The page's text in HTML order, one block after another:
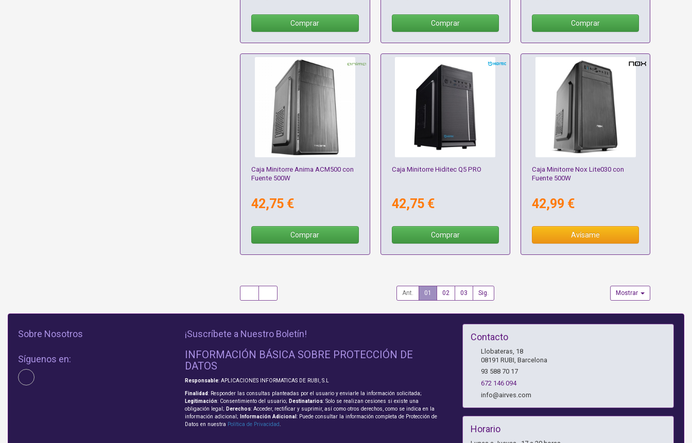
Comprar Comprar Comprar
Caja Minitorre Anima ACM500 con
Fuente 500W
42,75 €
Comprar
Caja Minitorre Hiditec Q5 PRO
42,75 €
Comprar
Caja Minitorre Nox Lite030 con
Fuente 500W
42,99 €
Avísame
Ant. 01 02 03 Sig. Mostrar
Sobre Nosotros
Síguenos en:
¡Suscríbete a Nuestro Boletín!
INFORMACIÓN BÁSICA SOBRE PROTECCIÓN DE
DATOS
Responsable: APLICACIONES INFORMATICAS DE RUBI, S.L
Finalidad: Responder las consultas planteadas por el usuario y enviarle la información solicitada;
Legitimación: Consentimiento del usuario; Destinatarios: Solo se realizan cesiones si existe una
obligación legal; Derechos: Acceder, rectificar y suprimir, así como otros derechos, como se indica en la
información adicional;
Información Adicional : Puede consultar la información completa de Protección de
Datos en nuestra Política de Privacidad
Contacto
Llobateras, 18
08191 RUBI, Barcelona
93 588 70 17
672 146 094
info@airves.com
Horario